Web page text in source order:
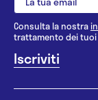
Consulta la nostra
trattamento dei tuoi